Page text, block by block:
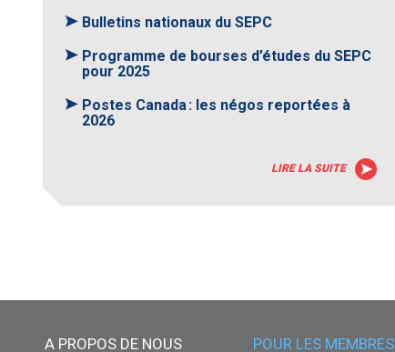
Bulletins nationaux du SEPC
Programme de bourses d’études du SEPC
pour 2025
Postes Canada : les négos reportées à
2026
LIRE LA SUITE
Menu principal
A PROPOS DE NOUS POUR LES MEMBRES